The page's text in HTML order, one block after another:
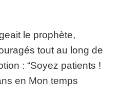
le prophète,
tout au long de
: “Soyez patients !
en Mon temps